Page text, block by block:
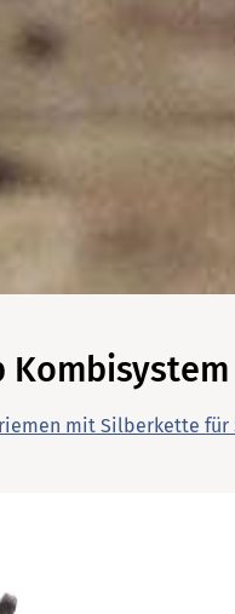
Kombisystem
mit Silberkette für